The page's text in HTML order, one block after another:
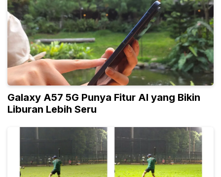
Galaxy A57 5G Punya Fitur AI yang Bikin
Liburan Lebih Seru